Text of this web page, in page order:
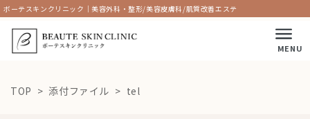
ボーテスキンクリニック｜美容外科・整形/美容皮膚科/肌質改善エステ
MENU
TOP 添付ファイル tel